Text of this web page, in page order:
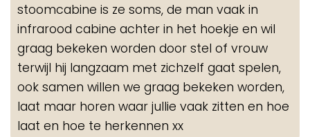
stoomcabine is ze soms, de man vaak in
infrarood cabine achter in het hoekje en wil
graag bekeken worden door stel of vrouw
terwijl hij langzaam met zichzelf gaat spelen,
ook samen willen we graag bekeken worden,
laat maar horen waar jullie vaak zitten en hoe
laat en hoe te herkennen xx